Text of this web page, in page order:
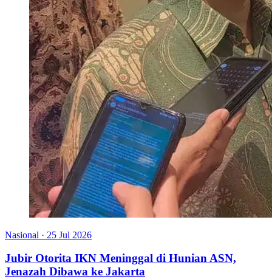
Nasional · 25 Jul 2026
Jubir Otorita IKN Meninggal di Hunian ASN,
Jenazah Dibawa ke Jakarta